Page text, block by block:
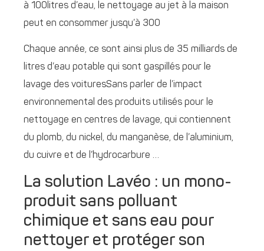
à 100litres d’eau, le nettoyage au jet à la maison
peut en consommer jusqu’à 300
Chaque année, ce sont ainsi plus de 35 milliards de
litres d’eau potable qui sont gaspillés pour le
lavage des voituresSans parler de l’impact
environnemental des produits utilisés pour le
nettoyage en centres de lavage, qui contiennent
du plomb, du nickel, du manganèse, de l’aluminium,
du cuivre et de l’hydrocarbure …
La solution Lavéo : un mono-
produit sans polluant
chimique et sans eau pour
nettoyer et protéger son